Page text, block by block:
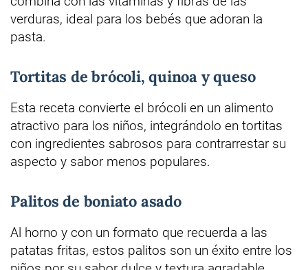
verduras, ideal para los bebés que adoran la
pasta.
Tortitas de brócoli, quinoa y queso
Esta receta convierte el brócoli en un alimento
atractivo para los niños, integrándolo en tortitas
con ingredientes sabrosos para contrarrestar su
aspecto y sabor menos populares.
Palitos de boniato asado
Al horno y con un formato que recuerda a las
patatas fritas, estos palitos son un éxito entre los